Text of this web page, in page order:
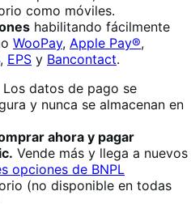
como móviles.
habilitando fácilmente
WooPay, Apple Pay®,
, EPS y Bancontact.
Los datos de pago se
y nunca se almacenan en
ahora y pagar
Vende más y llega a nuevos
opciones de BNPL
(no disponible en todas